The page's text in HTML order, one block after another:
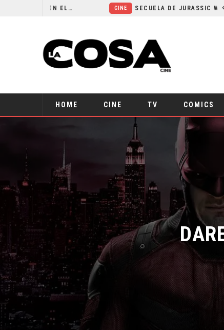
CINE SECUELA DE JURASSIC WORLD REBIRTH PIERDE DIRECTOR
HOME CINE TV COMICS